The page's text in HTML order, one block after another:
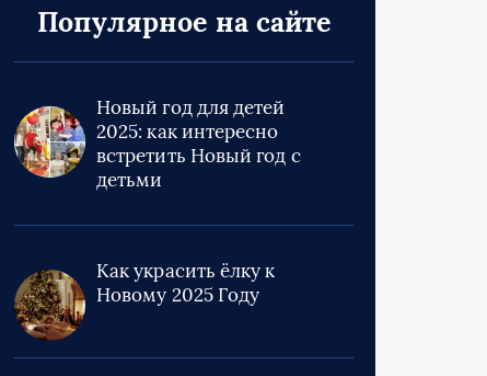
Популярное на сайте
Новый год для детей
2025: как интересно
встретить Новый год с
детьми
Как украсить ёлку к
Новому 2025 Году